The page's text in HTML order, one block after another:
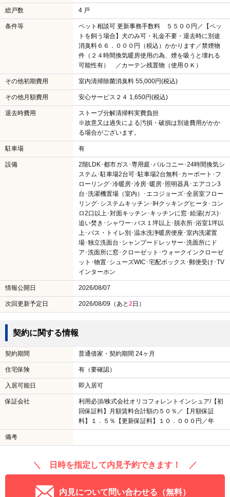
総戸数 4 戸
条件等
ペット相談可 更新事務手数料 ５５００円／【ペッ
トを飼う場合】犬のみ可・礼金不要・退去時に別途
消臭料６６．０００円（税込）かかります／禁煙物
件（２４時間換気暖房使用の為、煙を吸うと壊れる
可能性有） ／カーテン残置物（使用ＯＫ）
その他初期費用 室内清掃除菌消臭料 55,000円(税込)
その他月額費用 安心サービス２４ 1,650円(税込)
退去時費用
ストーブ分解清掃料実費負担
※故意又は過失による汚損・破損は別途費用がかか
る場合がございます。
駐車場 有
設備
2階LDK･都市ガス･専用庭･バルコニー･24時間換気シ
ステム･駐車場2台可･駐車場2台無料･カーポート･フ
ローリング･冷暖房･冷房･暖房･照明器具･エアコン3
台･洗濯機置場（室内）･エコジョーズ･全居室フロー
リング･システムキッチン･IHクッキングヒータ･コン
ロ2口以上･対面キッチン･キッチンに窓･給湯(ガス)･
追い焚き･シャワー･バス１坪以上･脱衣所･浴室1坪以
上･バス・トイレ別･温水洗浄暖房便座･室内洗濯置
場･独立洗面台･シャンプードレッサー･洗面所にド
ア･洗面所に窓･クローゼット･ウォークインクローゼ
ット･物置･シューズWIC･宅配ボックス･郵便受け･TV
インターホン
情報公開日 2026/08/07
次回更新予定日 2026/08/09（あと2日）
契約に関する情報
契約期間 普通借家・契約期間 24ヶ月
住宅保険 有（要確認）
入居可能日 即入居可
保証会社
利用必須/株式会社オリコフォレントインシュア/【初
回保証料】月額賃料合計額の５０％／【月額保証
料】１．５％【更新保証料】１０．０００円／年
備考
＼ 日時を指定して内見予約できます！ ／
内見について問い合わせる（無料）